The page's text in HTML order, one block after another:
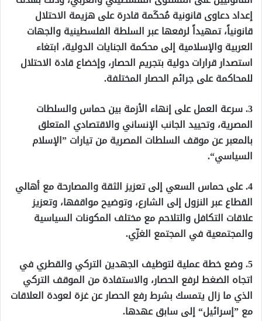
إعداد دعاوى قانونية مُحكَمة قادرة على هزيمة الاحتلال
قانونياً، تمهيداً لرفعها عبر السلطة الفلسطينية والجهات
العربية والإسلامية إلى محكمة الجنايات الدولية، ابتغاء
استصدار قرارات دولية بتجريم الحصار، وإخضاع قادة الاحتلال
للمحاكمة على جرائم الحصار المختلفة.
3. سرعة العمل على إنهاء الأزمة بين حماس والسلطات
المصرية، وتحييد الجانب الإنساني والاقتصادي المتعلق
بالمعبر عن موقف السلطات المصرية من تيارات ”الإسلام
السياسي“.
4. على حماس السعي إلى تعزيز الثقة والمصارحة مع أهالي
القطاع عبر النزول إلى الشارع، وتوضيح مواقفها، وتعزيز
علاقات التكافل والتلاحم مع مختلف المكونات السياسية
والمجتمعية في المجتمع الغزّي.
5. وضع خطة عملية لتوظيف الجهدين التركي والقطري في
اتجاه الضغط لرفع الحصار، والاستفادة من الموقف التركي
الذي ما زال يتمسك بشرط رفع الحصار عن غزة لعودة العلاقات
مع ”إسرائيل“ إلى سابق عهدها.